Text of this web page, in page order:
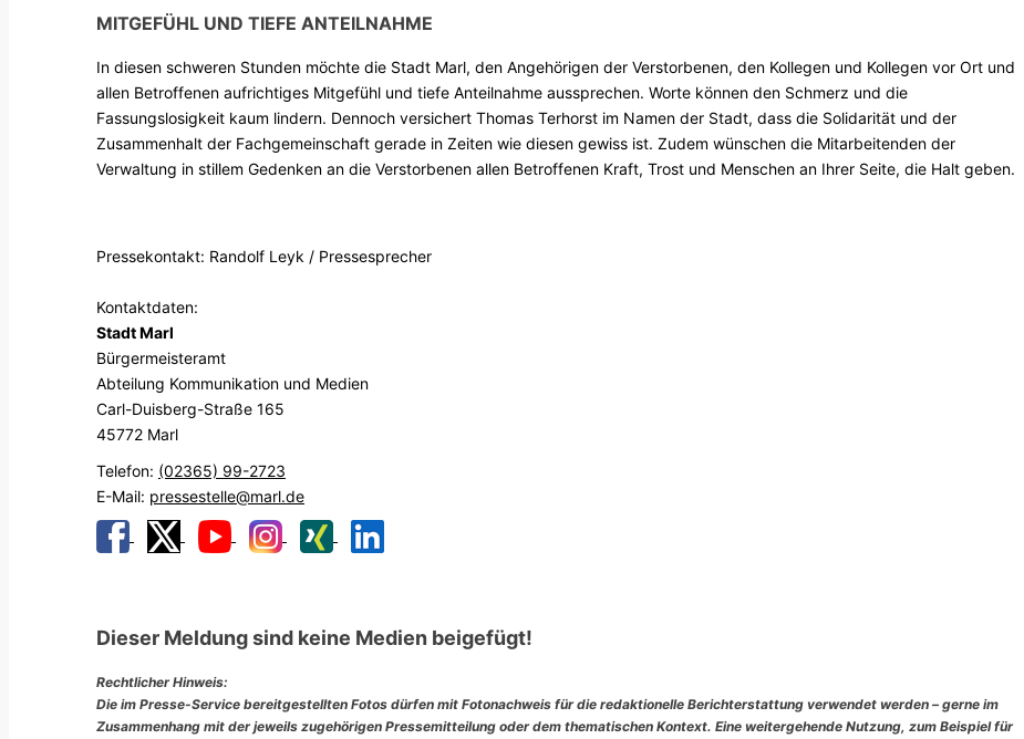
MITGEFÜHL UND TIEFE ANTEILNAHME
In diesen schweren Stunden möchte die Stadt Marl, den Angehörigen der Verstorbenen, den Kollegen und Kollegen vor Ort und
allen Betroffenen aufrichtiges Mitgefühl und tiefe Anteilnahme aussprechen. Worte können den Schmerz und die
Fassungslosigkeit kaum lindern. Dennoch versichert Thomas Terhorst im Namen der Stadt, dass die Solidarität und der
Zusammenhalt der Fachgemeinschaft gerade in Zeiten wie diesen gewiss ist. Zudem wünschen die Mitarbeitenden der
Verwaltung in stillem Gedenken an die Verstorbenen allen Betroffenen Kraft, Trost und Menschen an Ihrer Seite, die Halt geben.
Pressekontakt: Randolf Leyk / Pressesprecher
Kontaktdaten:
Stadt Marl
Bürgermeisteramt
Abteilung Kommunikation und Medien
Carl-Duisberg-Straße 165
45772 Marl
Telefon: (02365) 99-2723
E-Mail: pressestelle@marl.de
Dieser Meldung sind keine Medien beigefügt!
Rechtlicher Hinweis:
Die im Presse-Service bereitgestellten Fotos dürfen mit Fotonachweis für die redaktionelle Berichterstattung verwendet werden – gerne im
Zusammenhang mit der jeweils zugehörigen Pressemitteilung oder dem thematischen Kontext. Eine weitergehende Nutzung, zum Beispiel für